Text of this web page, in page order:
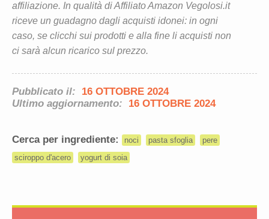
affiliazione. In qualità di Affiliato Amazon Vegolosi.it
riceve un guadagno dagli acquisti idonei: in ogni
caso, se clicchi sui prodotti e alla fine li acquisti non
ci sarà alcun ricarico sul prezzo.
Pubblicato il:
16 OTTOBRE 2024
Ultimo aggiornamento:
16 OTTOBRE 2024
Cerca per ingrediente: noci pasta sfoglia
pere
sciroppo d'acero
yogurt di soia